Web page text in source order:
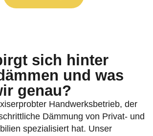
sich hinter
und was
genau?
Handwerksbetrieb, der
Dämmung von Privat- und
spezialisiert hat. Unser